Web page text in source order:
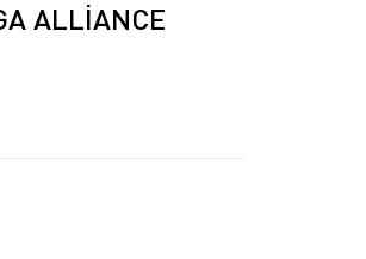
ALLIANCE